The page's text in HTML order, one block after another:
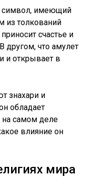
имеющий
из толкований
счастье и
другом, что амулет
и открывает в
знахари и
обладает
на самом деле
влияние он
мира